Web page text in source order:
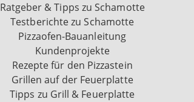
Ratgeber & Tipps zu Schamotte
Testberichte zu Schamotte
Pizzaofen-Bauanleitung
Kundenprojekte
Rezepte für den Pizzastein
Grillen auf der Feuerplatte
Tipps zu Grill & Feuerplatte